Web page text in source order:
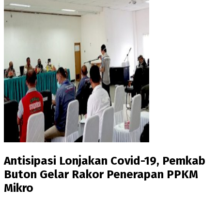
Antisipasi Lonjakan Covid-19, Pemkab
Buton Gelar Rakor Penerapan PPKM
Mikro